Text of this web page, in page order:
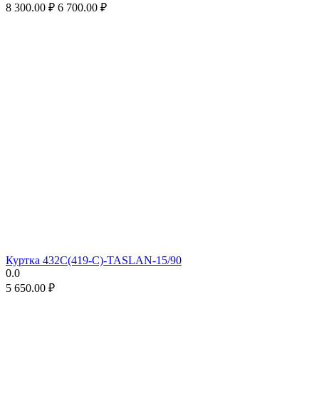
8 300.00 ₽ 6 700.00 ₽
Куртка 432С(419-С)-TASLAN-15/90
0.0
5 650.00 ₽